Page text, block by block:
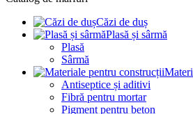
Căzi de duș
Plasă și sârmă
Plasă
Sârmă
Antiseptice și aditivi
Fibră pentru mortar
Pigment pentru beton